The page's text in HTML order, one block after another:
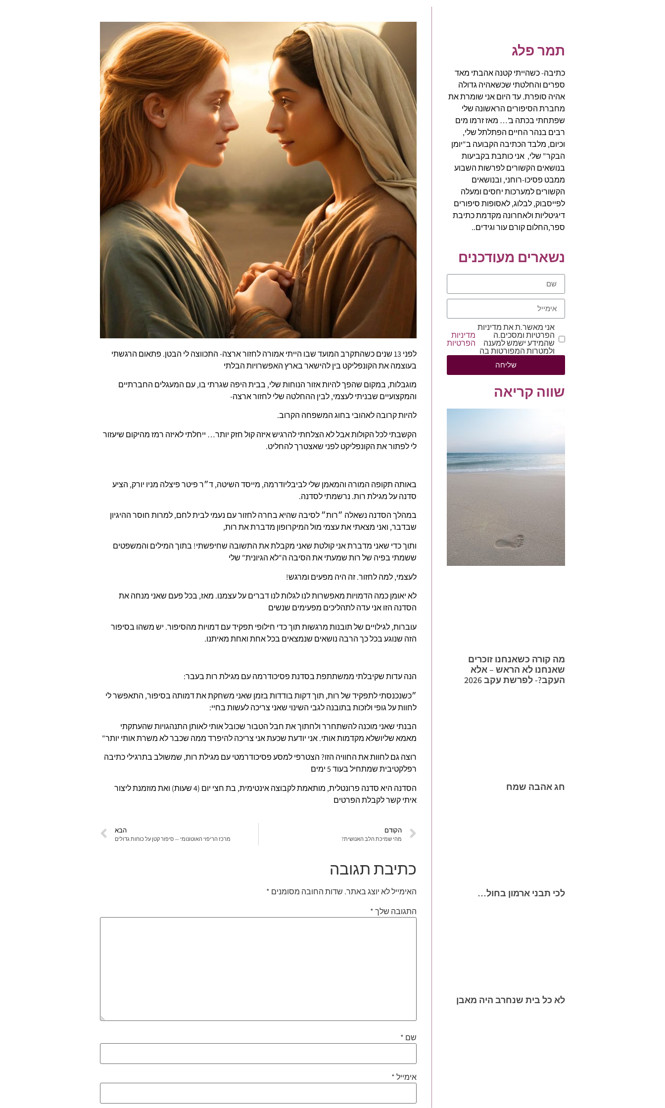
תמר פלג
כתיבה- כשהייתי קטנה אהבתי מאד
ספרים והחלטתי שכשאהיה גדולה
אהיה סופרת. עד היום אני שומרת את
מחברת הסיפורים הראשונה שלי
שפתחתי בכתה ב'… מאז זרמו מים
רבים בנהר החיים הפתלתל שלי,
וכיום, מלבד הכתיבה הקבועה ב"יומן
הבקר" שלי, אני כותבת בקביעות
בנושאים הקשורים לפרשות השבוע
ממבט פסיכו-רוחני, ובנושאים
הקשורים למערכות יחסים ומעלה
לפייסבוק, לבלוג, לאסופות סיפורים
דיגיטליות ולאחרונה מקדמת כתיבת
ספר,החלום קורם עור וגידים..
נשארים מעודכנים
אני מאשר.ת את מדיניות
הפרטיות ומסכים.ה
שהמידע ישמש למענה
ולמטרות המפורטות בה
מדיניות
הפרטיות
שליחה
שווה קריאה
מה קורה כשאנחנו זוכרים
שאנחנו לא הראש – אלא
העקב?- לפרשת עקב 2026
חג אהבה שמח
לכי תבני ארמון בחול…
לא כל בית שנחרב היה מאבן
לפני 13 שנים כשהתקרב המועד שבו הייתי אמורה לחזור ארצה- התכווצה לי הבטן. פתאום הרגשתי
בעוצמה את הקונפליקט בין להישאר בארץ האפשרויות הבלתי
מוגבלות, במקום שהפך להיות אזור הנוחות שלי, בבית היפה שגרתי בו, עם המעגלים החברתיים
והמקצועיים שבניתי לעצמי, לבין ההחלטה שלי לחזור ארצה-
להיות קרובה לאהובי בחוג המשפחה הקרוב.
הקשבתי לכל הקולות אבל לא הצלחתי להרגיש איזה קול חזק יותר… ייחלתי לאיזה רמז מהיקום שיעזור
לי לפתור את הקונפליקט לפני שאצטרך להחליט.
באותה תקופה המורה והמאמן שלי לביבליודרמה, מייסד השיטה, ד״ר פיטר פיצלה מניו יורק, הציע
סדנה על מגילת רות. נרשמתי לסדנה.
במהלך הסדנה נשאלה ״רות״ לסיבה שהיא בחרה לחזור עם נעמי לבית לחם, למרות חוסר ההיגיון
שבדבר, ואני מצאתי את עצמי מול המיקרופון מדברת את רות,
ותוך כדי שאני מדברת אני קולטת שאני מקבלת את התשובה שחיפשתי! בתוך המילים והמשפטים
ששמתי בפיה של רות שמעתי את הסיבה ה"לא הגיונית" שלי
לעצמי, למה לחזור. זה היה מפעים ומרגש!
לא יאומן כמה הדמויות מאפשרות לנו לגלות לנו דברים על עצמנו. מאז, בכל פעם שאני מנחה את
הסדנה הזו אני עדה לתהליכים מפעימים שנשים
עוברות, לגילויים של תובנות מרגשות תוך כדי חילופי תפקיד עם דמויות מהסיפור. יש משהו בסיפור
הזה שנוגע בכל כך הרבה נושאים שנמצאים בכל אחת ואחת מאיתנו.
הנה עדות שקיבלתי ממשתתפת בסדנת פסיכודרמה עם מגילת רות בעבר:
״כשנכנסתי לתפקיד של רות, תוך דקות בודדות בזמן שאני משחקת את דמותה בסיפור, התאפשר לי
לחוות על גופי ולזכות בתובנה לגבי השינוי שאני צריכה לעשות בחיי:
הבנתי שאני מוכנה להשתחרר ולחתוך את חבל הטבור שכובל אותי לאותן התנהגויות שהעתקתי
מאמא שליושלא מקדמות אותי. אני יודעת שכעת אני צריכה להיפרד ממה שכבר לא משרת אותי יותר"
רוצה גם לחוות את החוויה הזו? הצטרפי למסע פסיכודרמטי עם מגילת רות, שמשולב בתרגילי כתיבה
רפלקטיבית שמתחיל בעוד 5 ימים
הסדנה היא סדנה פרונטלית, מותאמת לקבוצה אינטימית, בת חצי יום (4 שעות) ואת מוזמנת ליצור
איתי קשר לקבלת הפרטים
הקודם
מהי שמיכת הלב האנושית?
הבא
מרכז הריפוי האוטונומי — סיפור קטן על כוחות גדולים
כתיבת תגובה
האימייל לא יוצג באתר. שדות החובה מסומנים *
התגובה שלך*
שם *
אימייל*